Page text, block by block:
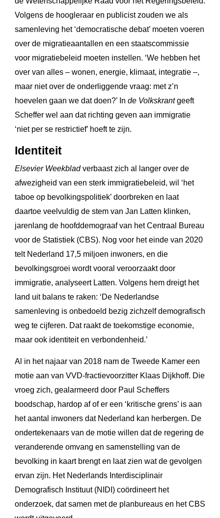
Volgens de hoogleraar en publicist zouden we als
samenleving het ‘democratische debat’ moeten voeren
over de migratieaantallen en een staatscommissie
voor migratiebeleid moeten instellen. ‘We hebben het
over van alles – wonen, energie, klimaat, integratie –,
maar niet over de onderliggende vraag: met z’n
hoevelen gaan we dat doen?’ In de Volkskrantgeeft
Scheffer wel aan dat richting geven aan immigratie
‘niet per se restrictief’ hoeft te zijn.
Identiteit
Elsevier Weekbladverbaast zich al langer over de
afwezigheid van een sterk immigratiebeleid, wil ‘het
taboe op bevolkingspolitiek’ doorbreken en laat
daartoe veelvuldig de stem van Jan Latten klinken,
jarenlang de hoofddemograaf van het Centraal Bureau
voor de Statistiek (CBS). Nog voor het einde van 2020
telt Nederland 17,5 miljoen inwoners, en die
bevolkingsgroei wordt vooral veroorzaakt door
immigratie, analyseert Latten. Volgens hem dreigt het
land uit balans te raken: ‘De Nederlandse
samenleving is onbedoeld bezig zichzelf demografisch
weg te cijferen. Dat raakt de toekomstige economie,
maar ook identiteit en verbondenheid.’
Al in het najaar van 2018 nam de Tweede Kamer een
motie aan van VVD-fractievoorzitter Klaas Dijkhoff. Die
vroeg zich, gealarmeerd door Paul Scheffers
boodschap, hardop af of er een ‘kritische grens’ is aan
het aantal inwoners dat Nederland kan herbergen. De
ondertekenaars van de motie willen dat de regering de
veranderende omvang en samenstelling van de
bevolking in kaart brengt en laat zien wat de gevolgen
ervan zijn. Het Nederlands Interdisciplinair
Demografisch Instituut (NIDI) coördineert het
onderzoek, dat samen met de planbureaus en het CBS